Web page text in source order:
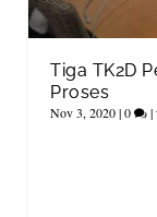
Tiga TK2D
Proses
Nov 3, 2020|0 |